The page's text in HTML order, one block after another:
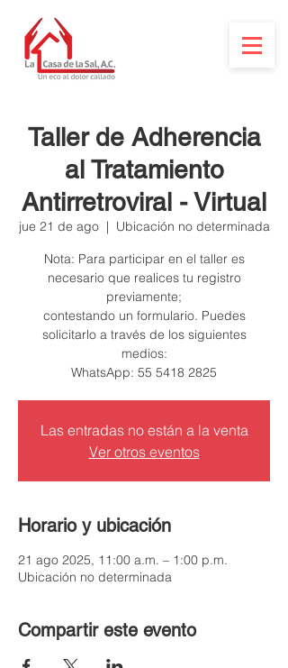
Taller de Adherencia
al Tratamiento
Antirretroviral - Virtual
jue 21 de ago
  |
Ubicación no determinada
Nota: Para participar en el taller es
necesario que realices tu registro
previamente;
contestando un formulario. Puedes
solicitarlo a través de los siguientes
medios:
Las entradas no están a la venta
Ver otros eventos
Horario y ubicación
21 ago 2025, 11:00 a.m. – 1:00 p.m.
Ubicación no determinada
Compartir este evento